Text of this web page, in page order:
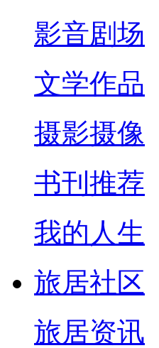
影音剧场
文学作品
摄影摄像
书刊推荐
我的人生
旅居社区
旅居资讯